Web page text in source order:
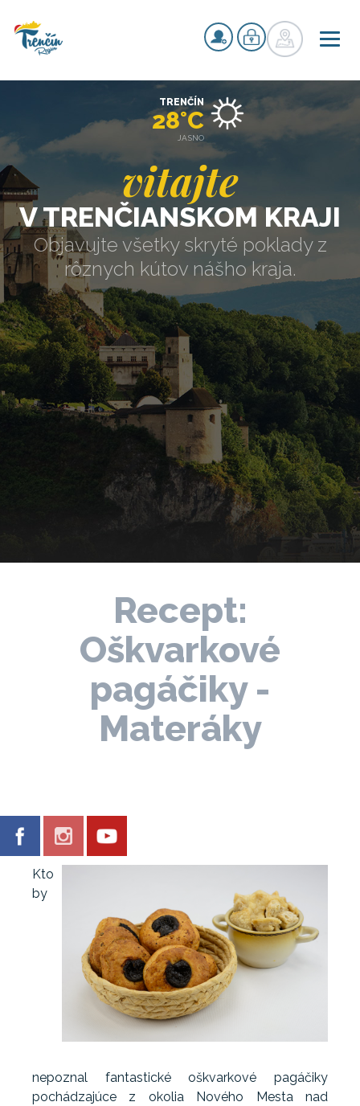
vitajte
V TRENČIANSKOM KRAJI
Objavujte všetky skryté poklady z
rôznych kútov nášho kraja.
TRENČÍN
28°C
JASNO
Recept:
Oškvarkové
pagáčiky -
Materáky
Kto
by
nepoznal fantastické oškvarkové pagáčiky
pochádzajúce z okolia Nového Mesta nad